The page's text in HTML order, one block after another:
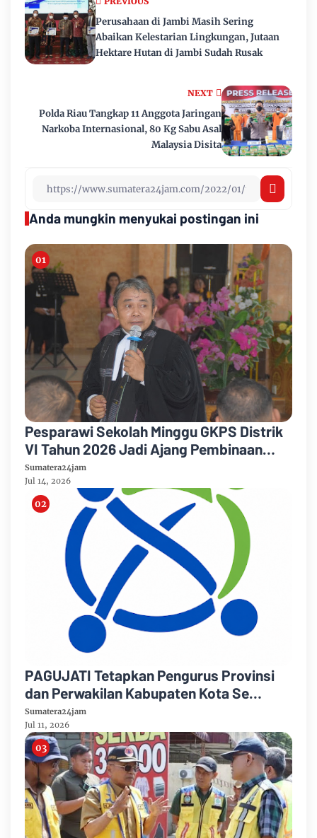
NEXT
Polda Riau Tangkap 11 Anggota Jaringan
Narkoba Internasional, 80 Kg Sabu Asal
Malaysia Disita
Perusahaan di Jambi Masih Sering
Abaikan Kelestarian Lingkungan, Jutaan
Hektare Hutan di Jambi Sudah Rusak
Anda mungkin menyukai postingan ini
Pesparawi Sekolah Minggu GKPS Distrik
VI Tahun 2026 Jadi Ajang Pembinaan
Iman dan Pengembangan Talenta Anak
Sumatera24jam
Jul 14, 2026
PAGUJATI Tetapkan Pengurus Provinsi
dan Perwakilan Kabupaten Kota Se
Provinsi Jambi Periode 2026–2029
Sumatera24jam
Jul 11, 2026